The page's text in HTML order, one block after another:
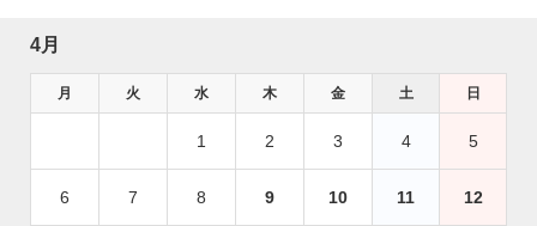
4月
月 火 水 木 金 土 日
1 2 3 4 5
6 7 8 9 10 11 12